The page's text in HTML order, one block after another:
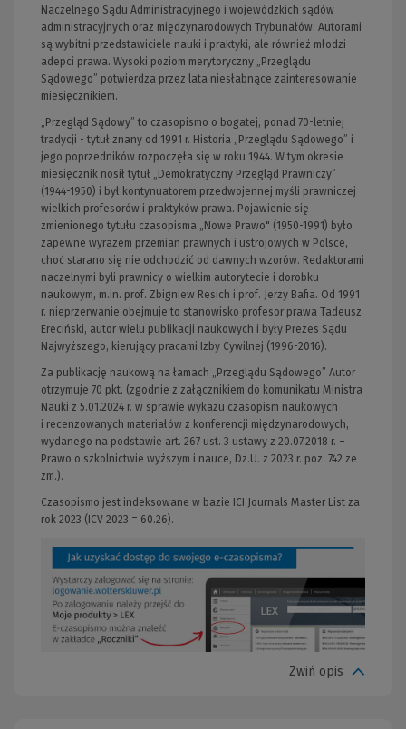
Naczelnego Sądu Administracyjnego i wojewódzkich sądów
administracyjnych oraz międzynarodowych Trybunałów. Autorami
są wybitni przedstawiciele nauki i praktyki, ale również młodzi
adepci prawa. Wysoki poziom merytoryczny „Przeglądu
Sądowego” potwierdza przez lata niesłabnące zainteresowanie
miesięcznikiem.
„Przegląd Sądowy” to czasopismo o bogatej, ponad 70-letniej
tradycji - tytuł znany od 1991 r. Historia „Przeglądu Sądowego” i
jego poprzedników rozpoczęła się w roku 1944. W tym okresie
miesięcznik nosił tytuł „Demokratyczny Przegląd Prawniczy”
(1944-1950) i był kontynuatorem przedwojennej myśli prawniczej
wielkich profesorów i praktyków prawa. Pojawienie się
zmienionego tytułu czasopisma „Nowe Prawo" (1950-1991) było
zapewne wyrazem przemian prawnych i ustrojowych w Polsce,
choć starano się nie odchodzić od dawnych wzorów. Redaktorami
naczelnymi byli prawnicy o wielkim autorytecie i dorobku
naukowym, m.in. prof. Zbigniew Resich i prof. Jerzy Bafia. Od 1991
r. nieprzerwanie obejmuje to stanowisko profesor prawa Tadeusz
Ereciński, autor wielu publikacji naukowych i były Prezes Sądu
Najwyższego, kierujący pracami Izby Cywilnej (1996-2016).
Za publikację naukową na łamach „Przeglądu Sądowego” Autor
otrzymuje 70 pkt. (zgodnie z załącznikiem do komunikatu Ministra
Nauki z 5.01.2024 r. w sprawie wykazu czasopism naukowych
i recenzowanych materiałów z konferencji międzynarodowych,
wydanego na podstawie art. 267 ust. 3 ustawy z 20.07.2018 r. –
Prawo o szkolnictwie wyższym i nauce, Dz.U. z 2023 r. poz. 742 ze
zm.).
Czasopismo jest indeksowane w bazie ICI Journals Master List za
rok 2023 (ICV 2023 = 60.26).
Zwiń opis